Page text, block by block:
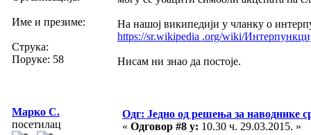
Име и презиме:
Струка:
Поруке: 58
На нашој википедији у чланку о
https://sr.wikipedia .org/wiki/
Нисам ни знао да постоје.
Марко С.
посетилац
Одг: Једно од решења за наводнике
« Одговор #8 у: 10.30 ч. 29.03.2015. »